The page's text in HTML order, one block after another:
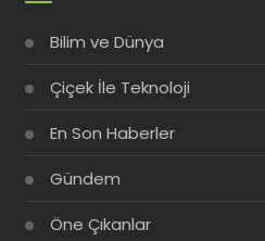
Bilim ve Dünya
Çiçek İle Teknoloji
En Son Haberler
Gündem
Öne Çıkanlar